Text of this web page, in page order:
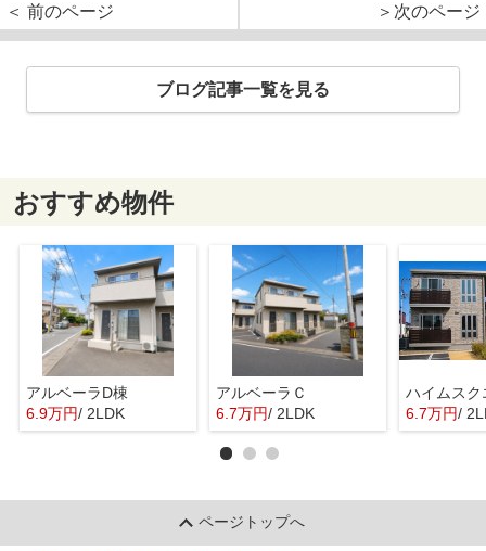
＜ 前のページ
＞次のページ
ブログ記事一覧を見る
おすすめ物件
アルベーラD棟
6.9万円/ 2LDK
アルベーラＣ
6.7万円/ 2LDK 6.7万円/
ページトップへ